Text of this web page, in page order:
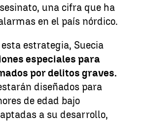
una cifra que ha
en el país nórdico.
estrategia, Suecia
especiales para
por delitos graves.
diseñados para
de edad bajo
a su desarrollo,